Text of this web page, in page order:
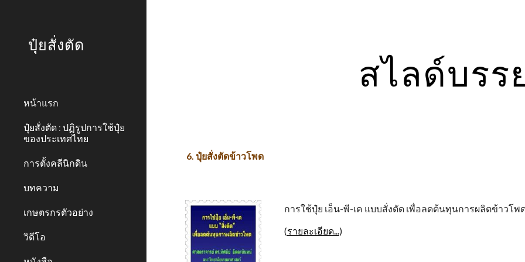
ปุุ๋ยสั่งตัด
หน้าแรก
ปุ๋ยสั่งตัด : ปฏิรูปการใช้ปุ๋ย
ของประเทศไทย
การตั้งคลีนิกดิน
บทความ
เกษตรกรตัวอย่าง
วิดีโอ
สไลด์บรร
6. ปุ๋ยสั่งตัดข้าวโพด
การใช้ปุ๋ย เอ็น-พี-เค แบบสั่งตัด เพื่อลดต้นทุนการผลิตข้าวโพ
(รายละเอียด...)